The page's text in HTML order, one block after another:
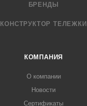
БРЕНДЫ
КОНСТРУКТОР ТЕЛЕЖКИ
КОМПАНИЯ
О компании
Новости
Cертификаты